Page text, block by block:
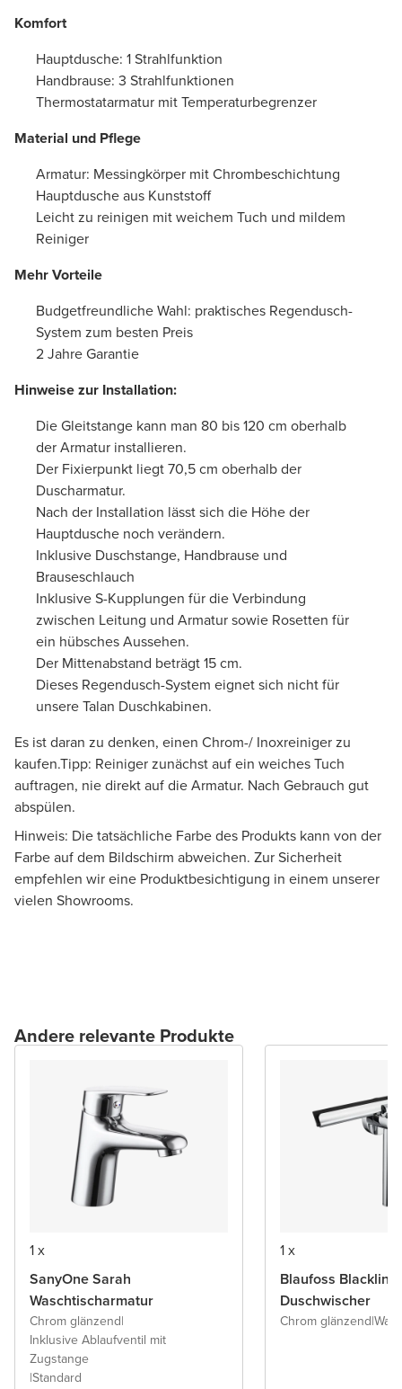
Komfort
Hauptdusche: 1 Strahlfunktion
Handbrause: 3 Strahlfunktionen
Thermostatarmatur mit Temperaturbegrenzer
Material und Pflege
Armatur: Messingkörper mit Chrombeschichtung
Hauptdusche aus Kunststoff
Leicht zu reinigen mit weichem Tuch und mildem
Reiniger
Mehr Vorteile
Budgetfreundliche Wahl: praktisches Regendusch-
System zum besten Preis
2 Jahre Garantie
Hinweise zur Installation:
Die Gleitstange kann man 80 bis 120 cm oberhalb
der Armatur installieren.
Der Fixierpunkt liegt 70,5 cm oberhalb der
Duscharmatur.
Nach der Installation lässt sich die Höhe der
Hauptdusche noch verändern.
Inklusive Duschstange, Handbrause und
Brauseschlauch
Inklusive S-Kupplungen für die Verbindung
zwischen Leitung und Armatur sowie Rosetten für
ein hübsches Aussehen.
Der Mittenabstand beträgt 15 cm.
Dieses Regendusch-System eignet sich nicht für
unsere Talan Duschkabinen.
Es ist daran zu denken, einen Chrom-/ Inoxreiniger zu
kaufen.Tipp: Reiniger zunächst auf ein weiches Tuch
auftragen, nie direkt auf die Armatur. Nach Gebrauch gut
abspülen.
Hinweis: Die tatsächliche Farbe des Produkts kann von der
Farbe auf dem Bildschirm abweichen. Zur Sicherheit
empfehlen wir eine Produktbesichtigung in einem unserer
vielen Showrooms.
Andere relevante Produkte
1 x
SanyOne Sarah
Waschtischarmatur
Chrom glänzend|
Inklusive Ablaufventil mit
Zugstange
|Standard
1 x
Blaufoss Blackline
Duschwischer
Chrom glänzend|